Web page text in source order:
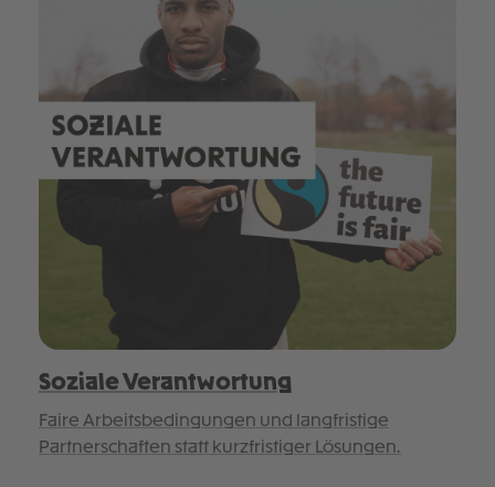
Soziale Verantwortung
Faire Arbeitsbedingungen und langfristige
Partnerschaften statt kurzfristiger Lösungen.